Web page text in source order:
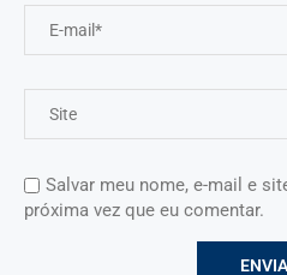
Salvar meu nome, e-mail e
próxima vez que eu comentar.